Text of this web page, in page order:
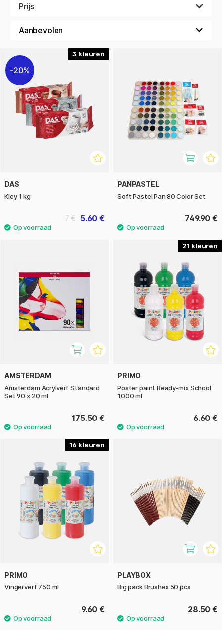
schoolklas van materialen kan voorzien. Ons magazijn is
gevuld met materialen in grotere verpakkingen en dankzij
voorzien.
Prijs
3
20%
DAS
Kley 1 kg
5.60 €
7 €
PANPASTEL
Soft Pastel Pan 80 Color Set
749.90 €
AMSTERDAM
Amsterdam Acrylverf Standard
Set 90 x 20 ml
175.50 €
21
PRIMO
Poster paint Ready-mix School
1000 ml
6.60 €
16
PRIMO
Vingerverf 750 ml
9.60 €
PLAYBOX
Big pack Brushes 50 pcs
28.50 €